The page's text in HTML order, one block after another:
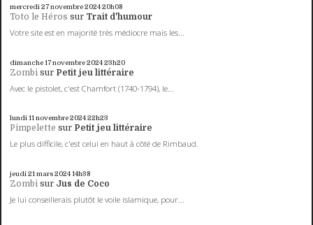
mercredi 27novembre 202420h08
Toto le Héros sur Trait d'humour
Votre site est en majorité très médiocre mais les...
dimanche 17novembre 202423h20
Zombi sur Petit jeu littéraire
Avec le pistolet, c'est Chamfort (1740-1794), le...
lundi 11novembre 202422h23
Pimpelette sur Petit jeu littéraire
Le plus difficile, c'est celui en haut à côté de Rimbaud.
jeudi 21 mars 202414h38
Zombi sur Jus de Coco
Je lui conseillerais plutôt le voile islamique, pour...